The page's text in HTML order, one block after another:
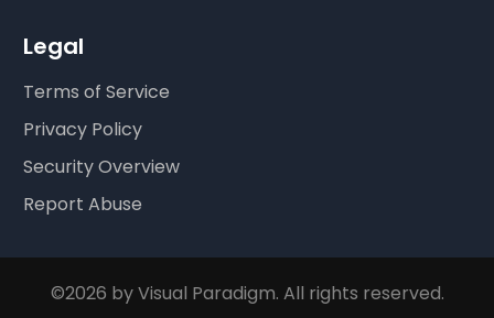
Legal
Terms of Service
Privacy Policy
Security Overview
Report Abuse
©2026 by Visual Paradigm. All rights reserved.